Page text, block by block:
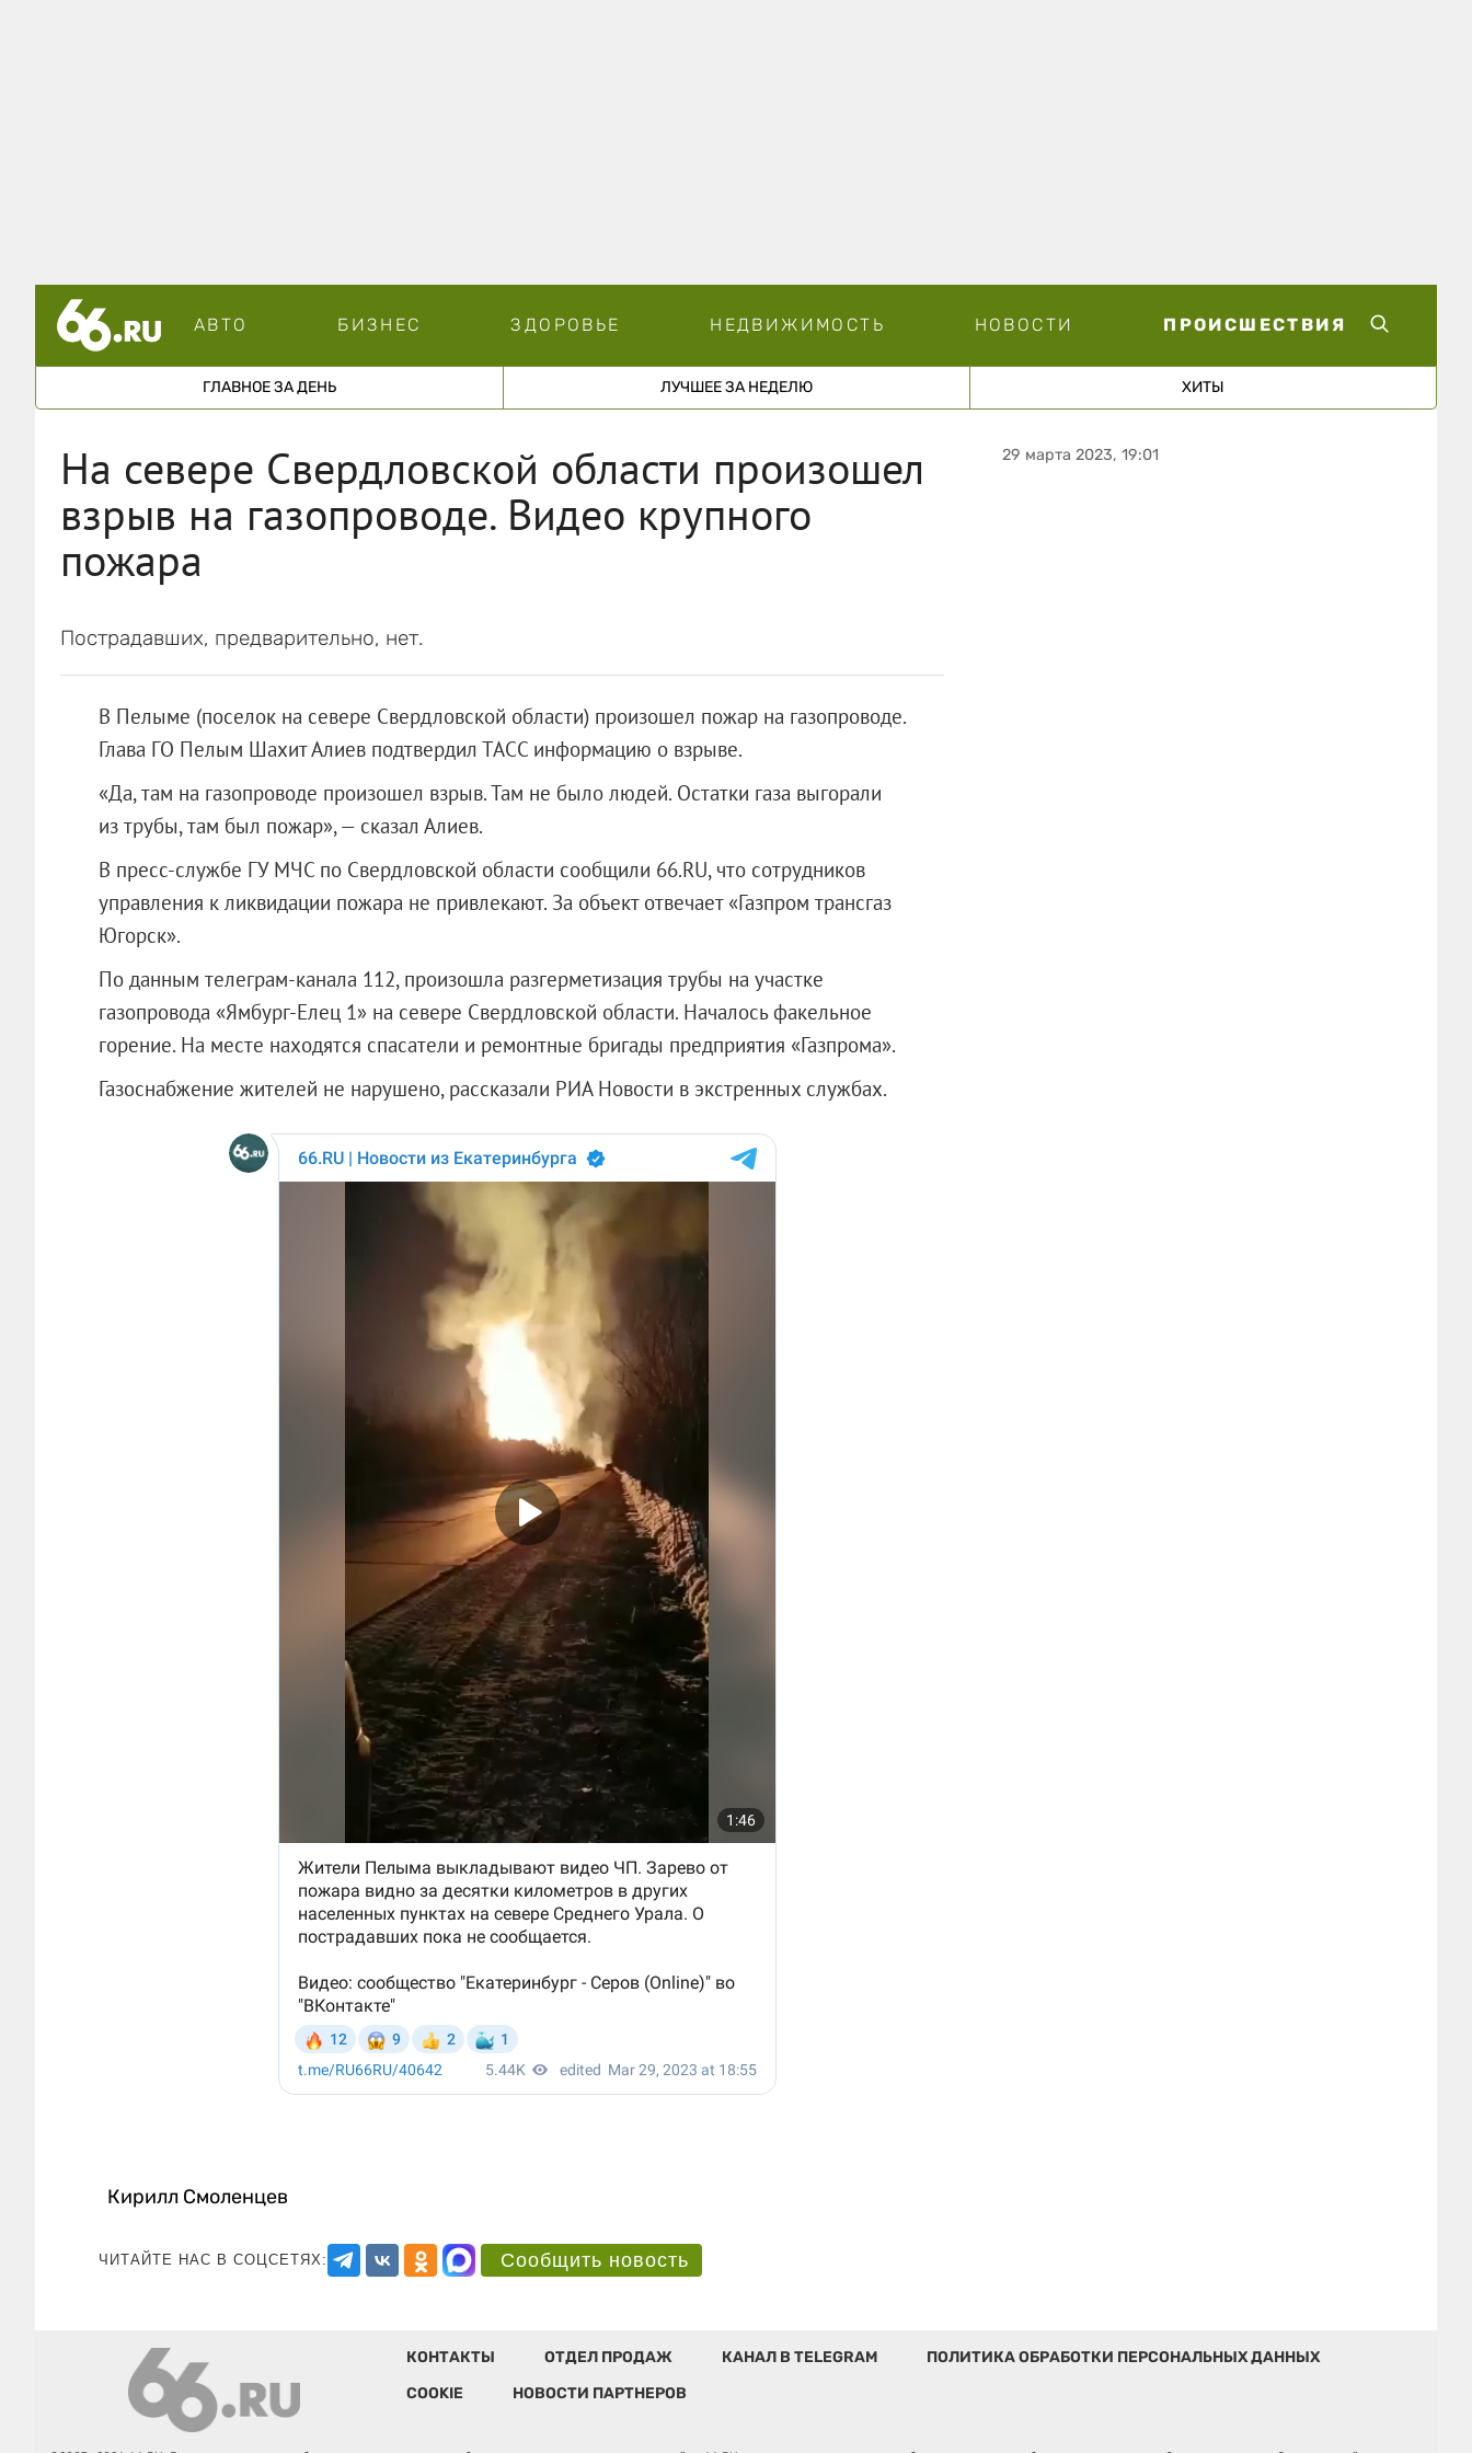
АВТО БИЗНЕС ЗДОРОВЬЕ НЕДВИЖИМОСТЬ НОВОСТИ ПРОИСШЕСТВИЯ
ГЛАВНОЕ ЗА ДЕНЬ ЛУЧШЕЕ ЗА НЕДЕЛЮ ХИТЫ
На севере Свердловской области произошел
взрыв на газопроводе. Видео крупного
пожара
Пострадавших, предварительно, нет.
В Пелыме (поселок на севере Свердловской области) произошел пожар на газопроводе.
Глава ГО Пелым Шахит Алиев подтвердил ТАСС информацию о взрыве.
«Да, там на газопроводе произошел взрыв. Там не было людей. Остатки газа выгорали
из трубы, там был пожар», — сказал Алиев.
В пресс-службе ГУ МЧС по Свердловской области сообщили 66.RU, что сотрудников
управления к ликвидации пожара не привлекают. За объект отвечает «Газпром трансгаз
Югорск».
По данным телеграм-канала 112, произошла разгерметизация трубы на участке
газопровода «Ямбург-Елец 1» на севере Свердловской области. Началось факельное
горение. На месте находятся спасатели и ремонтные бригады предприятия «Газпрома».
Газоснабжение жителей не нарушено, рассказали РИА Новости в экстренных службах.
Кирилл Смоленцев
ЧИТАЙТЕ НАС В СОЦСЕТЯХ: Сообщить новость
29 марта 2023, 19:01
КОНТАКТЫ ОТДЕЛ ПРОДАЖ КАНАЛ В TELEGRAM
ПОЛИТИКА ОБРАБОТКИ ПЕРСОНАЛЬНЫХ ДАННЫХ
COOKIE
НОВОСТИ ПАРТНЕРОВ